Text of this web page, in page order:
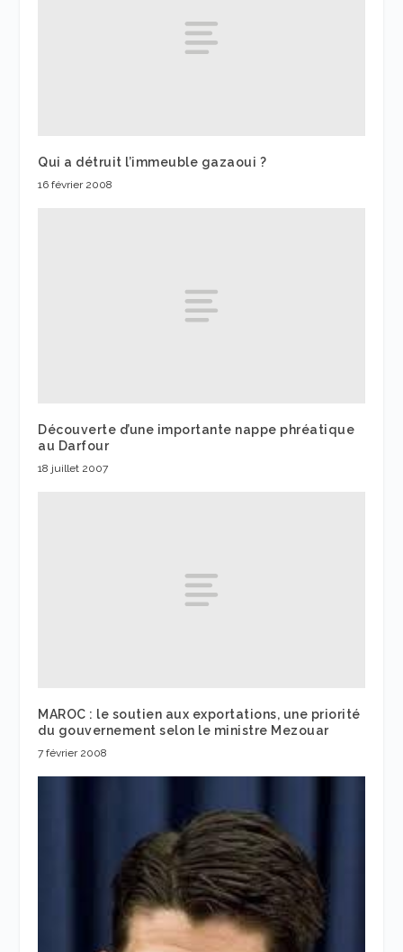
Qui a détruit l’immeuble gazaoui ?
16 février 2008
Découverte d’une importante nappe phréatique
au Darfour
18 juillet 2007
MAROC : le soutien aux exportations, une priorité
du gouvernement selon le ministre Mezouar
7 février 2008